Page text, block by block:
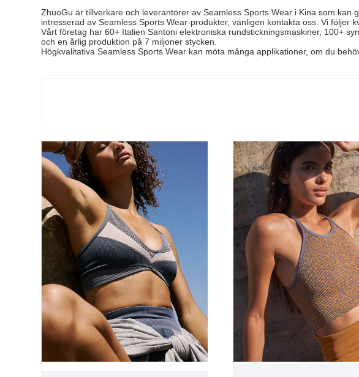
ZhuoGu är tillverkare och leverantörer av Seamless Sports Wear i Kina som
intresserad av Seamless Sports Wear-produkter, vänligen kontakta oss. Vi följer
Vårt företag har 60+ Italien Santoni elektroniska rundstickningsmaskiner, 100+
och en årlig produktion på 7 miljoner stycken.
Högkvalitativa Seamless Sports Wear kan möta många applikationer, om du